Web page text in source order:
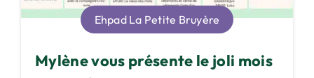
Ehpad La Petite Bruyère
Mylène vous présente le joli mois